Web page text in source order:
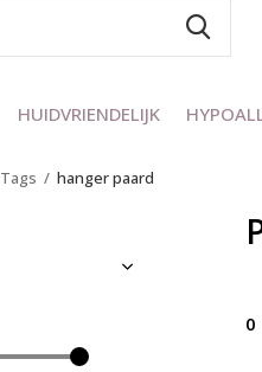
HUIDVRIENDELIJK
Tags hanger paard
0